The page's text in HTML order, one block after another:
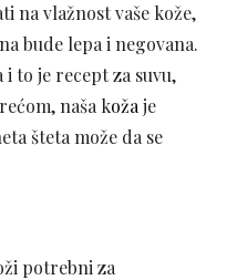
na vlažnost vaše kože,
bude lepa i negovana.
to je recept za suvu,
naša koža je
šteta može da se
potrebni za